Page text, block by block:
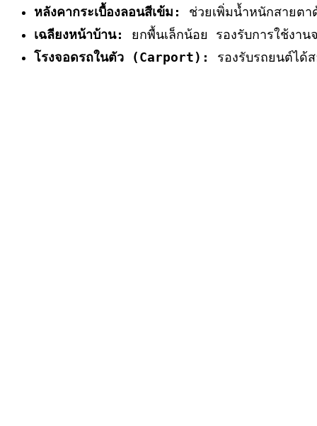
หลังคากระเบื้องลอนสีเข้ม:
ช่วยเพิ่มน้ำหนักสายต
เฉลียงหน้าบ้าน:
ยกพื้นเล็กน้อย รองรับการใช้ง
โรงจอดรถในตัว (Carport):
รองรับรถยนต์ได้